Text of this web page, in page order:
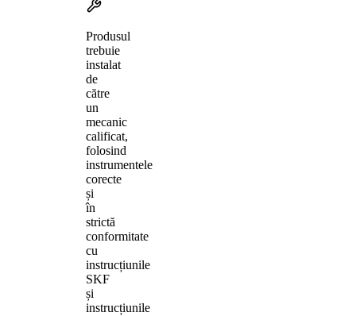
Produsul
trebuie
instalat
de
către
un
mecanic
calificat,
folosind
instrumentele
corecte
și
în
strictă
conformitate
cu
instrucțiunile
SKF
și
instrucțiunile